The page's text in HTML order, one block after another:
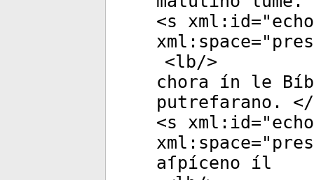
<s xml:id="
xml:space="
<lb/>
chora ín le
putrefarano. </
<s xml:id="
xml:space="
aſpíceno íl